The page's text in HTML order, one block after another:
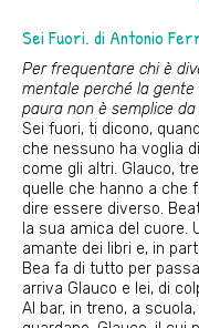
Sei Fuori. di Antonio
Per frequentare chi è
mentale perché la gente
paura non è semplice
Sei fuori, ti dicono,
che nessuno ha voglia
come gli altri. Glauco,
quelle che hanno a che
dire essere diverso.
la sua amica del cuore.
amante dei libri e, in
Bea fa di tutto per
arriva Glauco e lei, di
Al bar, in treno, a